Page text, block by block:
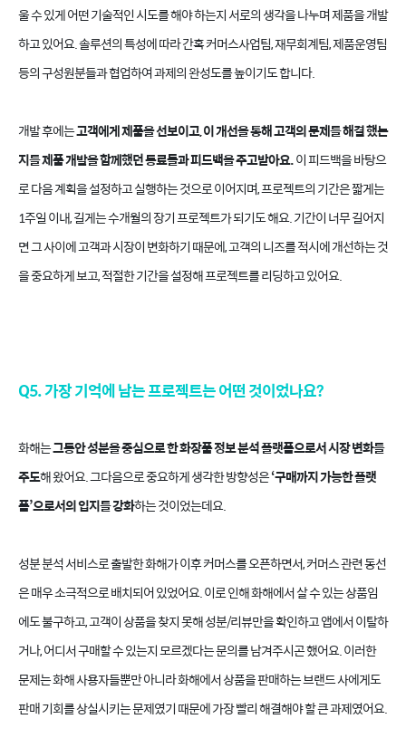
울 수 있게 어떤 기술적인 시도를 해야 하는지 서로의 생각을 나누며 제품을 개발
하고 있어요. 솔루션의 특성에 따라 간혹 커머스사업팀, 재무회계팀, 제품운영팀
등의 구성원분들과 협업하여 과제의 완성도를 높이기도 합니다.
개발 후에는고객에게 제품을 선보이고, 이 개선을 통해 고객의 문제를 해결 했는
지를 제품 개발을 함께했던 동료들과 피드백을 주고받아요.이 피드백을 바탕으
로 다음 계획을 설정하고 실행하는 것으로 이어지며, 프로젝트의 기간은 짧게는
1주일 이내, 길게는 수개월의 장기 프로젝트가 되기도 해요. 기간이 너무 길어지
면 그 사이에 고객과 시장이 변화하기 때문에, 고객의 니즈를 적시에 개선하는 것
을 중요하게 보고, 적절한 기간을 설정해 프로젝트를 리딩하고 있어요.
Q5. 가장 기억에 남는 프로젝트는 어떤 것이었나요?
화해는그동안 성분을 중심으로 한 화장품 정보 분석 플랫폼으로서 시장 변화를
주도해 왔어요. 그다음으로 중요하게 생각한 방향성은‘구매까지 가능한 플랫
폼’으로서의 입지를 강화하는 것이었는데요.
성분 분석 서비스로 출발한 화해가 이후 커머스를 오픈하면서, 커머스 관련 동선
은 매우 소극적으로 배치되어 있었어요. 이로 인해 화해에서 살 수 있는 상품임
에도 불구하고, 고객이 상품을 찾지 못해 성분/리뷰만을 확인하고 앱에서 이탈하
거나, 어디서 구매할 수 있는지 모르겠다는 문의를 남겨주시곤 했어요. 이러한
문제는 화해 사용자들뿐만 아니라 화해에서 상품을 판매하는 브랜드 사에게도
판매 기회를 상실시키는 문제였기 때문에 가장 빨리 해결해야 할 큰 과제였어요.